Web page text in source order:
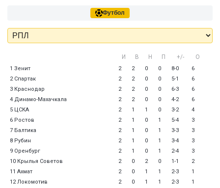
Футбол
И В Н П +/- О
1 Зенит 2 2 0 0 8-0
6
2 Спартак
2 2 0 0 5-1
6
3 Краснодар
2 2 0 0 6-3
6
4 Динамо-Махачкала
2 2 0 0 4-2
6
5 ЦСКА
2 1 1 0 3-2
4
6 Ростов
2 1 0 1 5-4
3
7 Балтика
2 1 0 1 3-3
3
8 Рубин
2 1 0 1 3-4
3
9 Оренбург
2 1 0 1 2-4
3
10 Крылья Советов
2 0 2 0 1-1
2
11 Ахмат
2 0 1 1 2-3
1
12 Локомотив
2 0 1 1 2-3
1